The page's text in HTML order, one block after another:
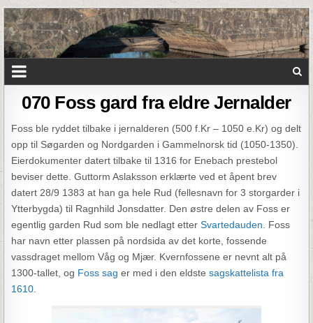
070 Foss gard fra eldre Jernalder
Foss ble ryddet tilbake i jernalderen (500 f.Kr – 1050 e.Kr) og delt
opp til Søgarden og Nordgarden i Gammelnorsk tid (1050-1350).
Eierdokumenter datert tilbake til 1316 for Enebach prestebol
beviser dette. Guttorm Aslaksson erklærte ved et åpent brev
datert 28/9 1383 at han ga hele Rud (fellesnavn for 3 storgarder i
Ytterbygda) til Ragnhild Jonsdatter. Den østre delen av Foss er
egentlig garden Rud som ble nedlagt etterSvartedauden . Foss
har navn etter plassen på nordsida av det korte, fossende
vassdraget mellom Våg og Mjær. Kvernfossene er nevnt alt på
1300-tallet, og Foss sag er med i den eldstesagskattelista fra
1610